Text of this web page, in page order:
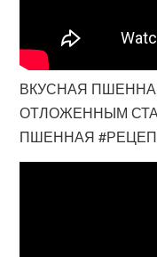
ВКУСНАЯ
ОТЛОЖЕННЫМ
ПШЕННАЯ